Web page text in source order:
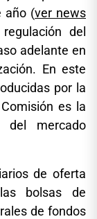
año (ver news
del
adelante en
En este
por la
es la
del mercado
de oferta
bolsas de
de fondos